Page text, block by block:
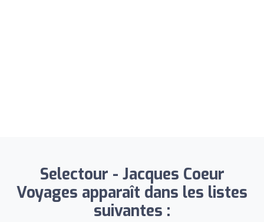
Selectour - Jacques Coeur
Voyages apparaît dans les listes
suivantes :